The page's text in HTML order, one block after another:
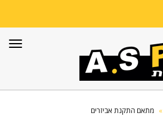
» מתאם התקנת אביזרים